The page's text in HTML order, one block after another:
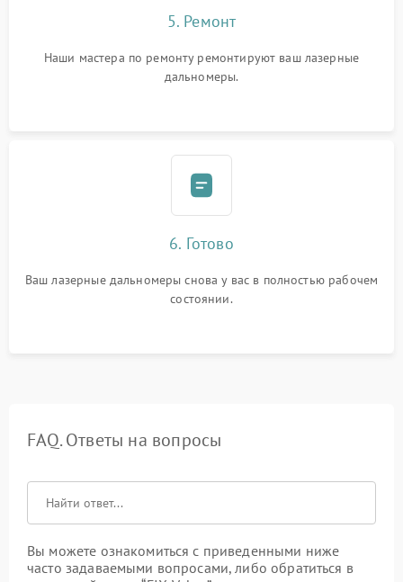
5. Ремонт
Наши мастера по ремонту ремонтируют ваш лазерные
дальномеры.
6. Готово
Ваш лазерные дальномеры снова у вас в полностью рабочем
состоянии.
FAQ. Ответы на вопросы
Вы можете ознакомиться с приведенными ниже
часто задаваемыми вопросами, либо обратиться в